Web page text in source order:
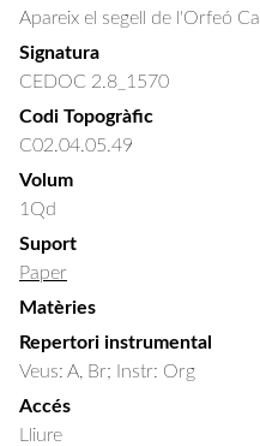
Apareix el segell de l'Orfeó
Signatura
CEDOC 2.8_1570
Codi Topogràfic
C02.04.05.49
Volum
1Qd
Suport
Paper
Matèries
Repertori instrumental
Veus: A, Br; Instr: Org
Accés
Lliure